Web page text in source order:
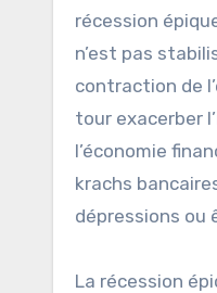
récession
n’est pas
contraction de
tour exacerber
l’économie
krachs
dépressions ou
La récession